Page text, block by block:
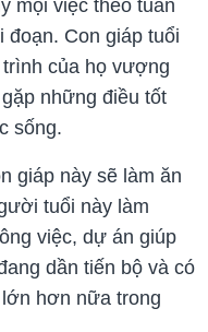
mọi việc theo tuần
Con giáp tuổi
của họ vượng
những điều tốt
sống.
giáp này sẽ làm ăn
tuổi này làm
việc, dự án giúp
dần tiến bộ và có
hơn nữa trong